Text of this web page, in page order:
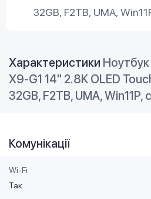
32GB, F2TB, UMA,
Характеристики
X9-G1 14" 2.8K OLED
32GB, F2TB, UMA, Win11P,
Комунікації
Wi-Fi
Так